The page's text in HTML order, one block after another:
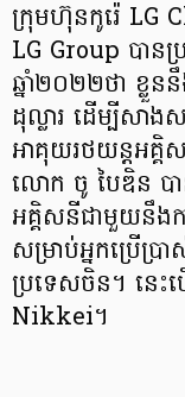
ក្រុមហ៊ុនកូរ៉េ LG
LG Group បានប្
ឆ្នាំ២០២២ថា ខ្លួ
ដុល្លារ ដើម្បីសា
អាគុយរថយន្តអគ្គិ
លោក ចូ បៃឌិន បា
អគ្គិសនីជាមួយនឹងក
សម្រាប់អ្នកប្រើប្
ប្រទេសចិន។ នេះ
Nikkei។